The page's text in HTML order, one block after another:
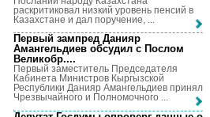
раскритиковал низкий уровень пенсий в
Казахстане и дал поручение, ...
Первый зампред Данияр
Амангельдиев обсудил с Послом
Великобр....
Первый заместитель Председателя
Кабинета Министров Кыргызской
Республики Данияр Амангельдиев принял
Чрезвычайного и Полномочного ...